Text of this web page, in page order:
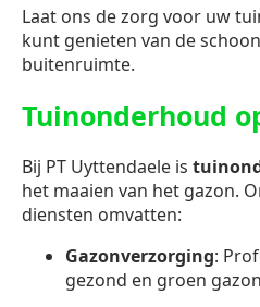
Laat ons de zorg voor uw
kunt genieten van de
buitenruimte.
Tuinonderhoud
Bij PT Uyttendaele is
het maaien van het gazon.
diensten omvatten:
Gazonverzorging:
gezond en groen